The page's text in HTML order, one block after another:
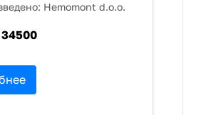
Hemomont d.o.o.
34500